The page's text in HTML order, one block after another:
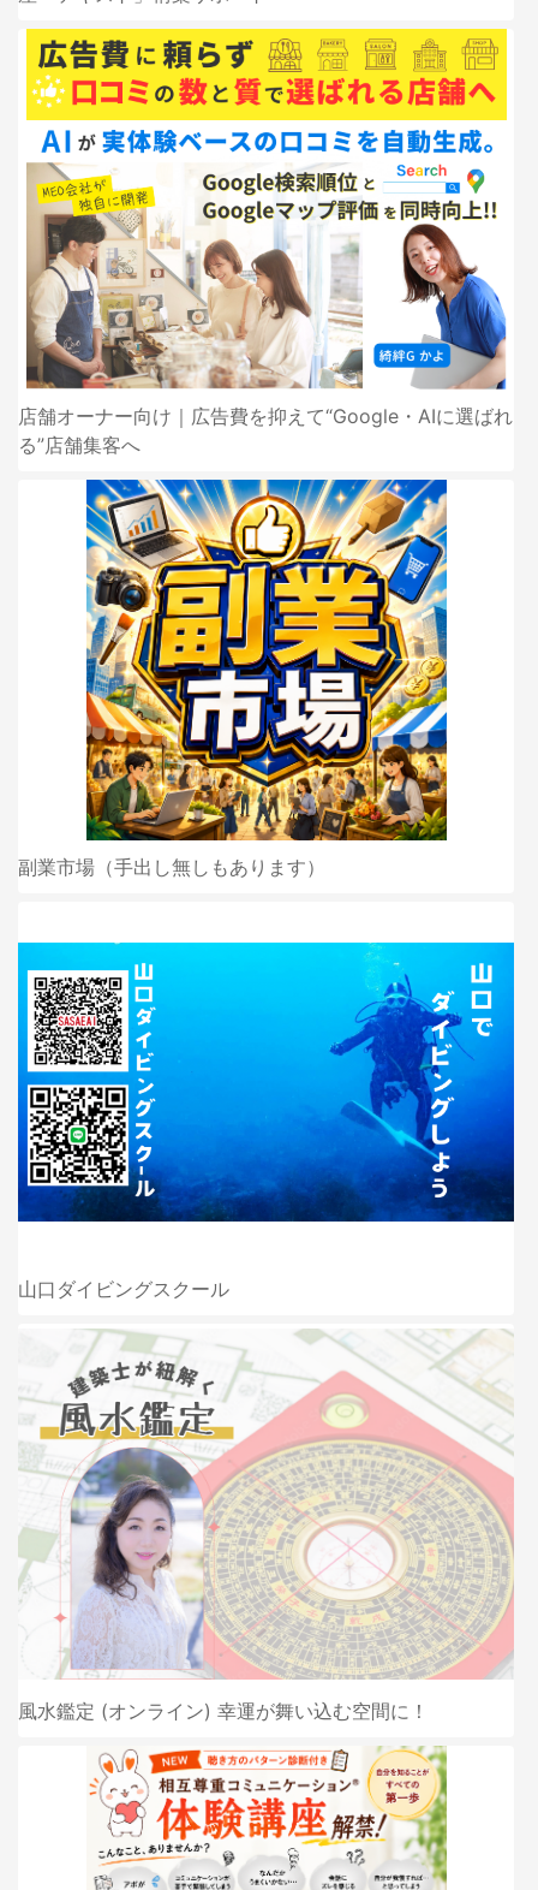
店舗オーナー向け｜広告費を抑えて“Google・AIに選ばれ
る”店舗集客へ
副業市場（手出し無しもあります）
山口ダイビングスクール
風水鑑定 (オンライン) 幸運が舞い込む空間に！